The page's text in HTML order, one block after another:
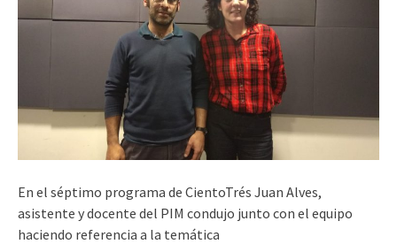
En el séptimo programa de CientoTrés Juan Alves,
asistente y docente del PIM condujo junto con el equipo
haciendo referencia a la temática